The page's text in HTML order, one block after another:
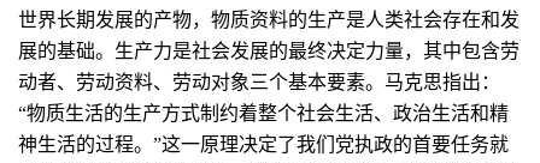
世界长期发展的产物，物质资料的生产是人类社会存在和发
展的基础。生产力是社会发展的最终决定力量，其中包含劳
动者、劳动资料、劳动对象三个基本要素。马克思指出：
“物质生活的生产方式制约着整个社会生活、政治生活和精
神生活的过程。”这一原理决定了我们党执政的首要任务就